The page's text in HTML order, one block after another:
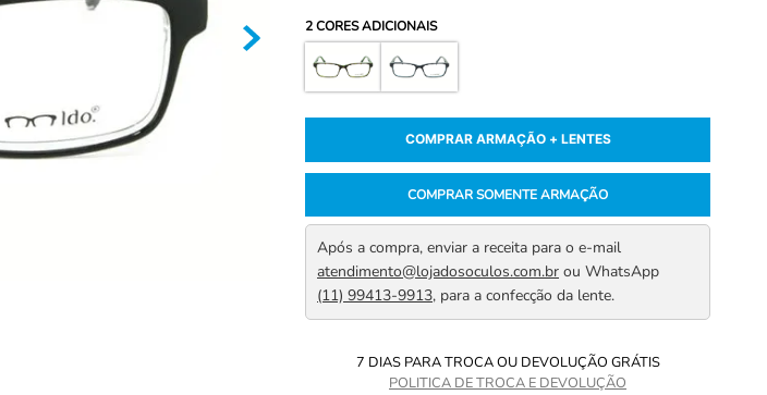
2CORES ADICIONAIS
COMPRAR ARMAÇÃO + LENTES
COMPRAR SOMENTE ARMAÇÃO
Após a compra, enviar a receita para o e-mail
atendimento@lojadosoculos.com.br ou WhatsApp
(11) 99413-9913, para a confecção da lente.
7 DIAS PARA TROCA OU DEVOLUÇÃO GRÁTIS
POLITICA DE TROCA E DEVOLUÇÃO